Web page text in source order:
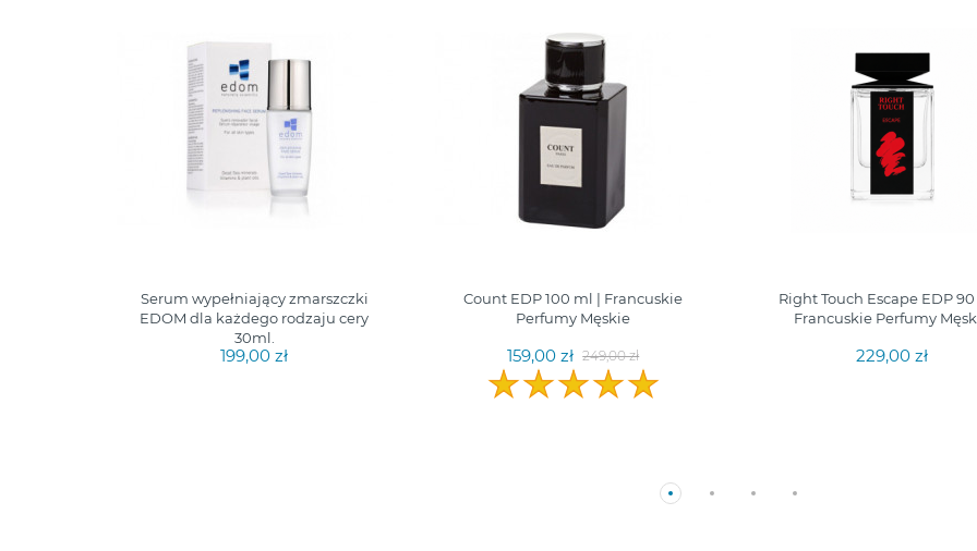
Serum wypełniający zmarszczki
EDOM dla każdego rodzaju cery
30ml.
199,00 zł
Count EDP 100 ml | Francuskie
Perfumy Męskie
159,00 zł 249,00 zł
Right Touch Escape EDP
Francuskie Perfumy
229,00 zł